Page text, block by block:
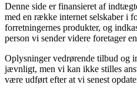
Denne side er finansieret af
med en række internet selskaber i
forretningernes produkter, og
person vi sender videre foretager
Oplysninger vedrørende tilbud og
jævnligt, men vi kan ikke stilles
være udført efter at vi senest